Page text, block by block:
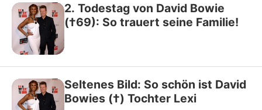
2. Todestag von David Bowie
(†69): So trauert seine Familie!
Seltenes Bild: So schön ist David
Bowies (†) Tochter Lexi